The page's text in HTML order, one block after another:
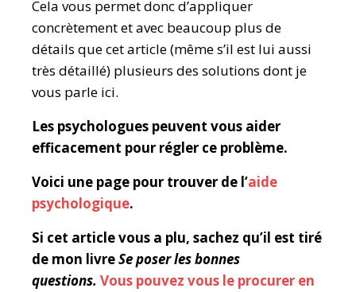
Cela vous permet donc d’appliquer
concrètement et avec beaucoup plus de
détails que cet article (même s’il est lui aussi
très détaillé) plusieurs des solutions dont je
vous parle ici.
Les psychologues peuvent vous aider
efficacement pour régler ce problème.
Voici une page pour trouver de l’aide
psychologique.
Si cet article vous a plu, sachez qu’il est tiré
de mon livreSe poser les bonnes
questions. Vous pouvez vous le procurer en